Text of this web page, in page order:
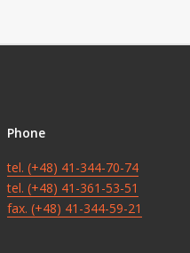
Phone
tel. (+48) 41-344-70-74
tel. (+48) 41-361-53-51
fax. (+48) 41-344-59-21